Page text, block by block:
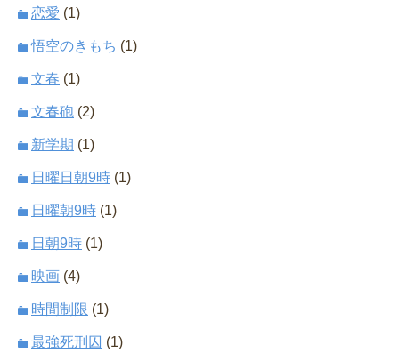
恋愛 (1)
悟空のきもち (1)
文春 (1)
文春砲 (2)
新学期 (1)
日曜日朝9時 (1)
日曜朝9時 (1)
日朝9時 (1)
映画 (4)
時間制限 (1)
最強死刑囚 (1)